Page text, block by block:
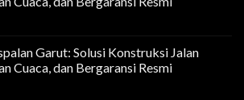
Pengaspalan
Sukabumi:
Garut: Solusi Konstruksi Jalan
Cuaca, dan Bergaransi Resmi